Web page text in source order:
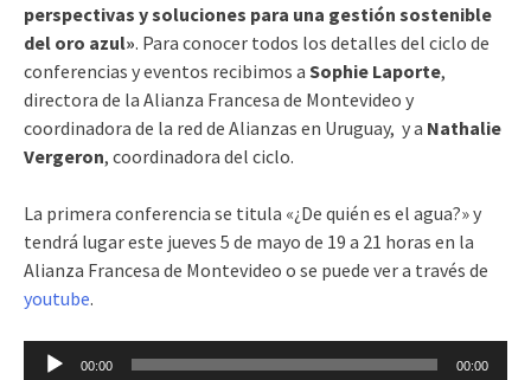
perspectivas y soluciones para una gestión sostenible
del oro azul». Para conocer todos los detalles del ciclo de
conferencias y eventos recibimos a Sophie Laporte,
directora de la Alianza Francesa de Montevideo y
coordinadora de la red de Alianzas en Uruguay, y a Nathalie
Vergeron, coordinadora del ciclo.
La primera conferencia se titula «¿De quién es el agua?» y
tendrá lugar este jueves 5 de mayo de 19 a 21 horas en la
Alianza Francesa de Montevideo o se puede ver a través de
youtube.
Reproductor
00:00 00:00